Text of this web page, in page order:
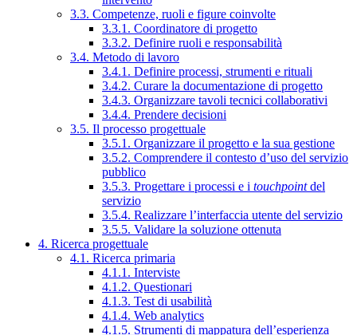
3.3. Competenze, ruoli e figure coinvolte
3.3.1. Coordinatore di progetto
3.3.2. Definire ruoli e responsabilità
3.4. Metodo di lavoro
3.4.1. Definire processi, strumenti e rituali
3.4.2. Curare la documentazione di progetto
3.4.3. Organizzare tavoli tecnici collaborativi
3.4.4. Prendere decisioni
3.5. Il processo progettuale
3.5.1. Organizzare il progetto e la sua gestione
3.5.2. Comprendere il contesto d’uso del servizio
pubblico
3.5.3. Progettare i processi e i touchpointdel
servizio
3.5.4. Realizzare l’interfaccia utente del servizio
3.5.5. Validare la soluzione ottenuta
4. Ricerca progettuale
4.1. Ricerca primaria
4.1.1. Interviste
4.1.2. Questionari
4.1.3. Test di usabilità
4.1.4. Web analytics
4.1.5. Strumenti di mappatura dell’esperienza